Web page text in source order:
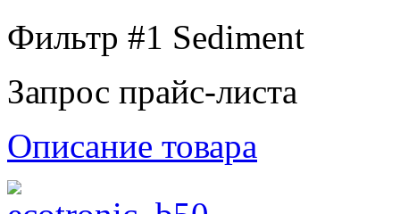
Фильтр #1 Sediment
Запрос прайс-листа
Описание товара